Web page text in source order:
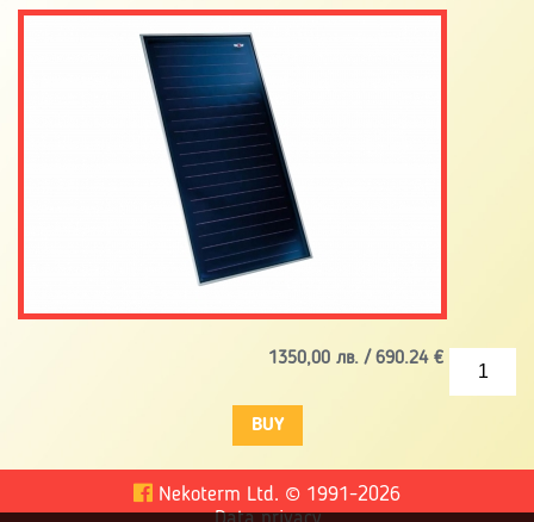
1350,00 лв. / 690.24€
Nekoterm Ltd. © 1991-2026